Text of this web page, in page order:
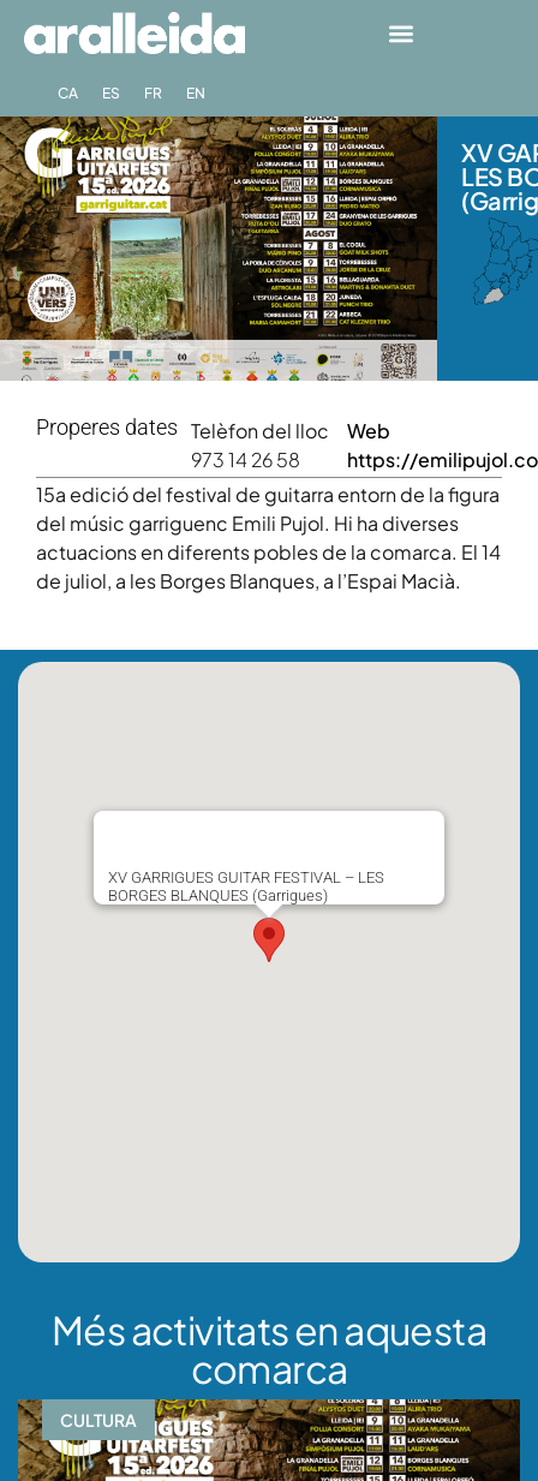
CA ES FR EN
XV
LES
Properes dates Telèfon del lloc
973 14 26 58
Web
https://
15a edició del festival de guitarra entorn de la figura
del músic garriguenc Emili Pujol. Hi ha diverses
actuacions en diferents pobles de la comarca. El 14
de juliol, a les Borges Blanques, a l’Espai Macià.
XV GARRIGUES GUITAR FESTIVAL – LES
BORGES BLANQUES (Garrigues)
Més activitats en aquesta
comarca
CULTURA